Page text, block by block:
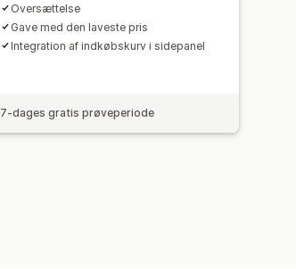
Oversættelse
Gave med den laveste pris
Integration af indkøbskurv i sidepanel
7-dages gratis prøveperiode